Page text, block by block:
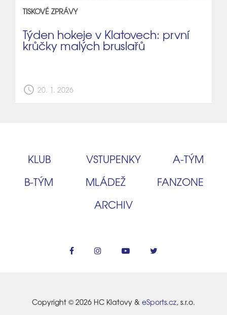
TISKOVÉ ZPRÁVY
Týden hokeje v Klatovech: první
krůčky malých bruslařů
schedule 20. 1. 2026
KLUB VSTUPENKY
A‑TÝM
B‑TÝM
MLÁDEŽ
FANZONE
ARCHIV
Copyright © 2026 HC Klatovy & eSports.cz, s.r.o.